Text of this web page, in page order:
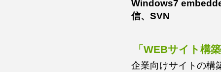
Windows7
信、SVN
「WEBサイト構
企業向けサイトの構